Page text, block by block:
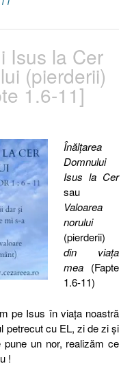
Isus la Cer
(pierderii)
1.6-11]
Înălţarea
Domnului
Isus la Cer
sau
Valoarea
norului
(pierderii)
din viaţa
mea(Fapte
1.6-11)
pe Isus în viaţa noastră
petrecut cu EL, zi de zi şi
un nor, realizăm ce
!